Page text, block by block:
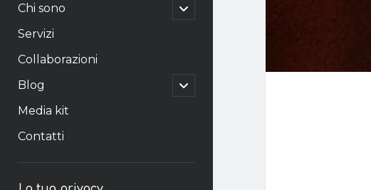
Chi sono
apri
il
Servizi
Collaborazioni
Blog
apri
il
Media kit
Contatti